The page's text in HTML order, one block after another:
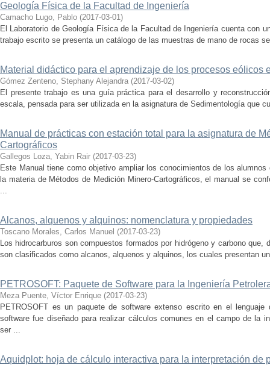
Geología Física de la Facultad de Ingeniería
Camacho Lugo, Pablo (2017-03-01)
El Laboratorio de Geología Física de la Facultad de Ingeniería cuenta con
trabajo escrito se presenta un catálogo de las muestras de mano de rocas
Material didáctico para el aprendizaje de los procesos eólicos
Gómez Zenteno, Stephany Alejandra (2017-03-02)
El presente trabajo es una guía práctica para el desarrollo y
escala, pensada para ser utilizada en la asignatura de Sedimentología que
Manual de prácticas con estación total para la asignatura de
Cartográficos
Gallegos Loza, Yabin Rair (2017-03-23)
Este Manual tiene como objetivo ampliar los conocimientos de los
la materia de Métodos de Medición Minero-Cartográficos, el manual se
...
Alcanos, alquenos y alquinos: nomenclatura y propiedades
Toscano Morales, Carlos Manuel (2017-03-23)
Los hidrocarburos son compuestos formados por hidrógeno y carbono que,
son clasificados como alcanos, alquenos y alquinos, los cuales presentan
PETROSOFT: Paquete de Software para la Ingeniería
Meza Puente, Víctor Enrique (2017-03-23)
PETROSOFT es un paquete de software extenso escrito en el lenguaje
software fue diseñado para realizar cálculos comunes en el campo de la
ser ...
Aquidplot: hoja de cálculo interactiva para la interpretación de